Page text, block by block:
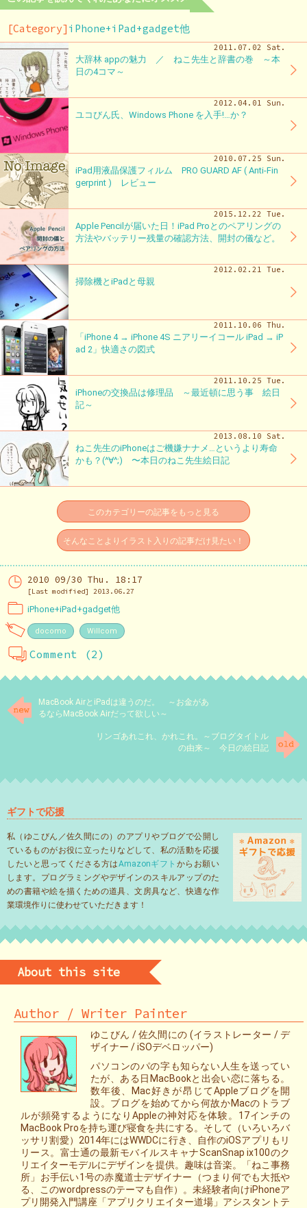
[Category]iPhone+iPad+gadget他
2011.07.02 Sat.
大辞林 appの魅力 ／ ねこ先生と辞書の巻 ～本
日の4コマ～
2012.04.01 Sun.
ユコびん氏、Windows Phone を入手!…か？
2010.07.25 Sun.
iPad用液晶保護フィルム PRO GUARD AF ( Anti-Fin
gerprint ) レビュー
2015.12.22 Tue.
Apple Pencilが届いた日！iPad Proとのペアリングの
方法やバッテリー残量の確認方法、開封の儀など。
2012.02.21 Tue.
掃除機とiPadと母親
2011.10.06 Thu.
「iPhone 4 → iPhone 4S ニアリーイコール iPad → iP
ad 2」快適さの図式
2011.10.25 Tue.
iPhoneの交換品は修理品 ～最近頓に思う事 絵日
記～
2013.08.10 Sat.
ねこ先生のiPhoneはご機嫌ナナメ…というより寿命
かも？(^∀^;) 〜本日のねこ先生絵日記
このカテゴリーの記事をもっと見る
そんなことよりイラスト入りの記事だけ見たい！
2010 09/30 Thu. 18:17
[Last modified] 2013.06.27
iPhone+iPad+gadget他
docomo Willcom
Comment (2)
MacBook AirとiPadは違うのだ。 ～お金があ
るならMacBook Airだって欲しい～
リンゴあれこれ、かれこれ。～ブログタイトル
の由来～ 今日の絵日記
ギフトで応援
私（ゆこびん／佐久間にの）のアプリやブログで公開し
ているものがお役に立ったりなどして、私の活動を応援
したいと思ってくださる方はAmazonギフト からお願い
します。プログラミングやデザインのスキルアップのた
めの書籍や絵を描くための道具、文房具など、快適な作
業環境作りに使わせていただきます！
About this site
Author / Writer Painter
ゆこびん / 佐久間にの (イラストレーター / デ
ザイナー / iSOデベロッパー)
パソコンのパの字も知らない人生を送ってい
たが、ある日MacBookと出会い恋に落ちる。
数年後、Mac好きが昂じてAppleブログを開
設。ブログを始めてから何故かMacのトラブ
ルが頻発するようになりAppleの神対応を体験。17インチの
MacBook Proを持ち運び寝食を共にする。そして（いろいろバ
ッサリ割愛）2014年にはWWDCに行き、自作のiOSアプリもリ
リース。富士通の最新モバイルスキャナScanSnap ix100のク
リエイターモデルにデザインを提供。趣味は音楽。「ねこ事務
所」お手伝い1号の赤魔道士デザイナー（つまり何でも大抵や
る、このwordpressのテーマも自作）。未経験者向けiPhoneア
プリ開発入門講座「アプリクリエイター道場」アシスタントテ